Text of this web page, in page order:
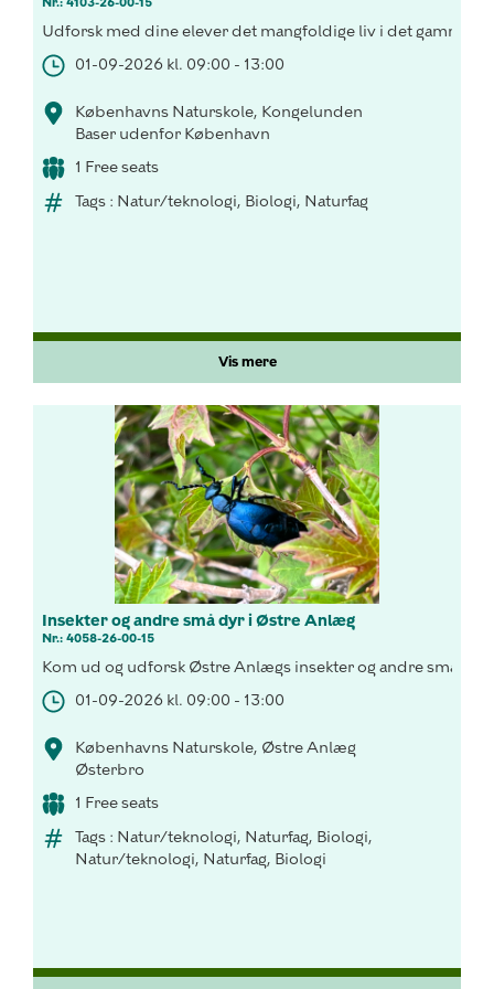
Nr.: 4103-26-00-15
Udforsk med dine elever det mangfoldige liv i det gammel
01-09-2026 kl. 09:00 - 13:00
Københavns Naturskole, Kongelunden
Baser udenfor København
1 Free seats
Tags : Natur/teknologi, Biologi, Naturfag
Vis mere
Insekter og andre små dyr i Østre Anlæg
Nr.: 4058-26-00-15
Kom ud og udforsk Østre Anlægs insekter og andre smådyr!
01-09-2026 kl. 09:00 - 13:00
Københavns Naturskole, Østre Anlæg
Østerbro
1 Free seats
Tags : Natur/teknologi, Naturfag, Biologi,
Natur/teknologi, Naturfag, Biologi